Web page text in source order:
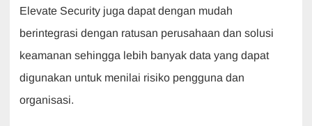
Elevate Security juga dapat dengan mudah
berintegrasi dengan ratusan perusahaan dan solusi
keamanan sehingga lebih banyak data yang dapat
digunakan untuk menilai risiko pengguna dan
organisasi.